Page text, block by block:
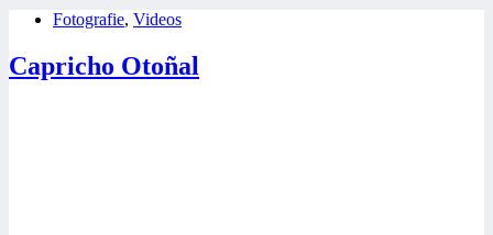
Fotografie, Videos
Capricho Otoñal